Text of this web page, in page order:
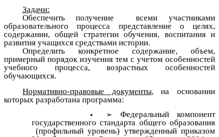
Задачи:
Обеспечить получение
всеми участниками
образовательного процесса представление о целях,
содержании, общей стратегии обучения, воспитания и
развития учащихся средствами истории.
Определить конкретное содержание,
объем,
примерный порядок изучения тем с учетом особенностей
учебного процесса, возрастных особенностей
обучающихся.
Нормативно-правовые документы, на основании
которых разработана программа:
Федеральный компонент
государственного стандарта общего образования
(профильный уровень) утвержденный приказом